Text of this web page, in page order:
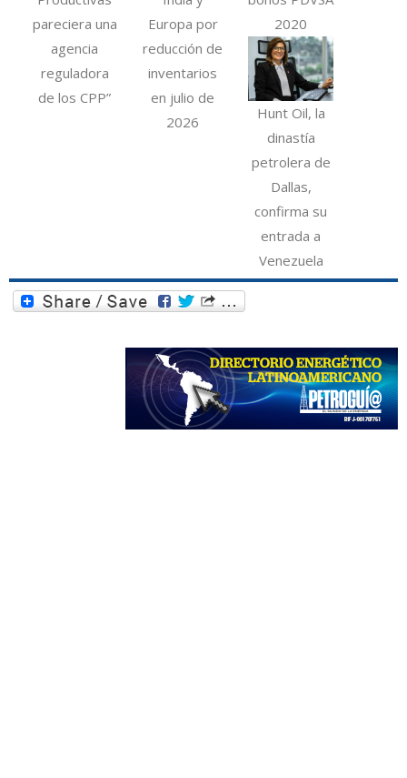
pareciera una
agencia
reguladora
de los CPP”
Europa por
reducción de
inventarios
en julio de
2026
2020
Hunt Oil, la
dinastía
petrolera de
Dallas,
confirma su
entrada a
Venezuela